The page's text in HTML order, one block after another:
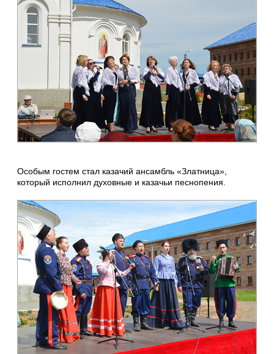
Особым гостем стал казачий ансамбль «Златница»,
который исполнил духовные и казачьи песнопения.